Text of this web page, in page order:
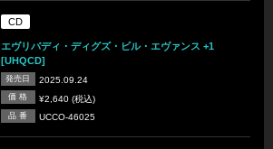
CD
エヴリバディ・ディグズ・ビル・エヴァンス +1
[UHQCD]
発売日 2025.09.24
価 格 ¥2,640 (税込)
品 番 UCCO-46025